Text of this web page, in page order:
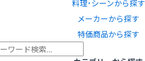
料理･シーンから探す
メーカーから探す
特価商品から探す